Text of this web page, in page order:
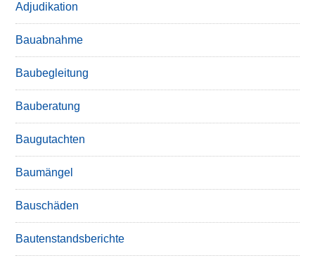
Adjudikation
Bauabnahme
Baubegleitung
Bauberatung
Baugutachten
Baumängel
Bauschäden
Bautenstandsberichte